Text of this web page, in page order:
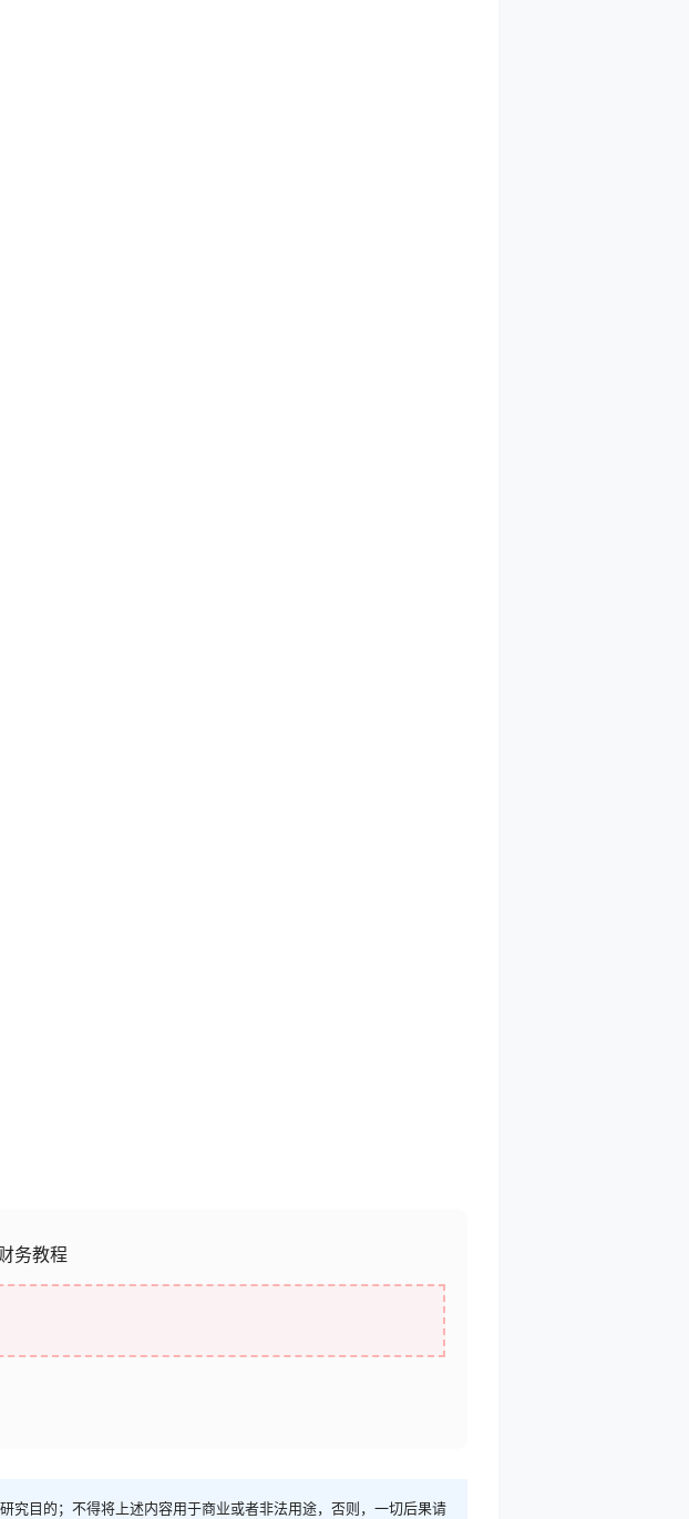
务教程
究目的；不得将上述内容用于商业或者非法用途，否则，一切后果请